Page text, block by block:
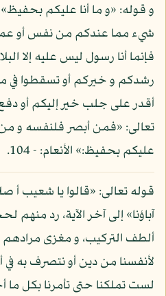
و قوله: «و ما أنا عليكم
شيء مما عندكم من نفس أو
فإنما أنا رسول ليس عليه إلا
رشدكم و خيركم أو تسقطوا في
أقدر على جلب خير إليكم أو
تعالى: «فمن أبصر فلنفسه و من
عليكم بحفيظ:» الأنعام: - 104.
قوله تعالى: «قالوا يا شعيب أ
آباؤنا» إلى آخر الآية، رد
ألطف التركيب، و مغزى مرادهم
لأنفسنا من دين أو نتصرف به
لست تملكنا حتى تأمرنا بكل ما